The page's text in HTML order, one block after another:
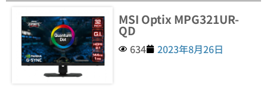
MSI Optix MPG321UR-
QD
634 2023年8月26日